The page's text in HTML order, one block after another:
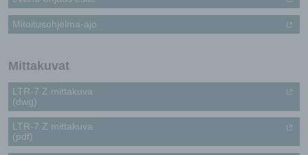
Mitoitusohjelma-ajo
Mittakuvat
LTR-7 Z mittakuva
(dwg)
LTR-7 Z mittakuva
(pdf)